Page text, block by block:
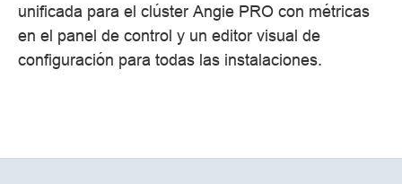
unificada para el clúster Angie PRO con métricas
en el panel de control y un editor visual de
configuración para todas las instalaciones.